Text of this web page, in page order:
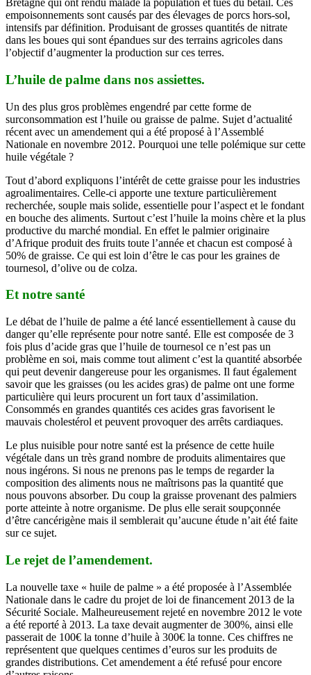
Bretagne qui ont rendu malade la population et tués du bétail. Ces
empoisonnements sont causés par des élevages de porcs hors-sol,
intensifs par définition. Produisant de grosses quantités de nitrate
dans les boues qui sont épandues sur des terrains agricoles dans
l’objectif d’augmenter la production sur ces terres.
L’huile de palme dans nos assiettes.
Un des plus gros problèmes engendré par cette forme de
surconsommation est l’huile ou graisse de palme. Sujet d’actualité
récent avec un amendement qui a été proposé à l’Assemblé
Nationale en novembre 2012. Pourquoi une telle polémique sur cette
huile végétale ?
Tout d’abord expliquons l’intérêt de cette graisse pour les industries
agroalimentaires. Celle-ci apporte une texture particulièrement
recherchée, souple mais solide, essentielle pour l’aspect et le fondant
en bouche des aliments. Surtout c’est l’huile la moins chère et la plus
productive du marché mondial. En effet le palmier originaire
d’Afrique produit des fruits toute l’année et chacun est composé à
50% de graisse. Ce qui est loin d’être le cas pour les graines de
tournesol, d’olive ou de colza.
Et notre santé
Le débat de l’huile de palme a été lancé essentiellement à cause du
danger qu’elle représente pour notre santé. Elle est composée de 3
fois plus d’acide gras que l’huile de tournesol ce n’est pas un
problème en soi, mais comme tout aliment c’est la quantité absorbée
qui peut devenir dangereuse pour les organismes. Il faut également
savoir que les graisses (ou les acides gras) de palme ont une forme
particulière qui leurs procurent un fort taux d’assimilation.
Consommés en grandes quantités ces acides gras favorisent le
mauvais cholestérol et peuvent provoquer des arrêts cardiaques.
Le plus nuisible pour notre santé est la présence de cette huile
végétale dans un très grand nombre de produits alimentaires que
nous ingérons. Si nous ne prenons pas le temps de regarder la
composition des aliments nous ne maîtrisons pas la quantité que
nous pouvons absorber. Du coup la graisse provenant des palmiers
porte atteinte à notre organisme. De plus elle serait soupçonnée
d’être cancérigène mais il semblerait qu’aucune étude n’ait été faite
sur ce sujet.
Le rejet de l’amendement.
La nouvelle taxe « huile de palme » a été proposée à l’Assemblée
Nationale dans le cadre du projet de loi de financement 2013 de la
Sécurité Sociale. Malheureusement rejeté en novembre 2012 le vote
a été reporté à 2013. La taxe devait augmenter de 300%, ainsi elle
passerait de 100€ la tonne d’huile à 300€ la tonne. Ces chiffres ne
représentent que quelques centimes d’euros sur les produits de
grandes distributions. Cet amendement a été refusé pour encore